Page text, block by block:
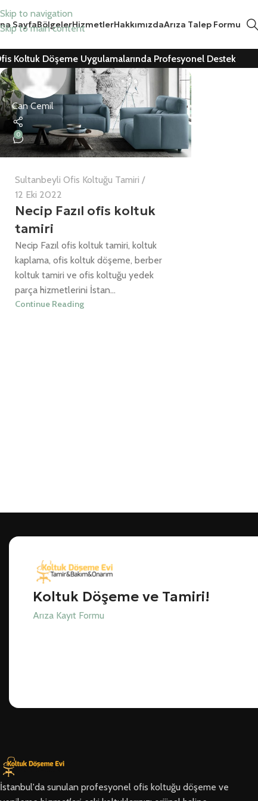
Skip to navigation
Skip to main content
SayfaBölgelerHizmetlerHakkımızdaArıza Talep Formu
Koltuk Döşeme Uygulamalarında Profesyonel Destek
Can Cemil
0
Sultanbeyli Ofis Koltuğu Tamiri
12 Eki 2022
Necip Fazıl ofis koltuk
tamiri
Necip Fazıl ofis koltuk tamiri, koltuk
kaplama, ofis koltuk döşeme, berber
koltuk tamiri ve ofis koltuğu yedek
parça hizmetlerini İstan...
Continue Reading
Koltuk Döşeme ve Tamiri!
Arıza Kayıt Formu
İstanbul'da sunulan profesyonel ofis koltuğu döşeme ve